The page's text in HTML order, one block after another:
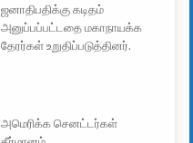
ஜனாதிபதிக்கு கடிதம்
அனுப்பப்பட்டதை மகாநாயக்க
தேரர்கள் உறுதிப்படுத்தினர்.
அமெரிக்க செனட்டர்கள்